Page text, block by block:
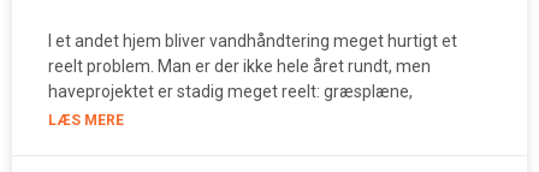
I et andet hjem bliver vandhåndtering meget hurtigt et
reelt problem. Man er der ikke hele året rundt, men
haveprojektet er stadig meget reelt: græsplæne,
LÆS MERE